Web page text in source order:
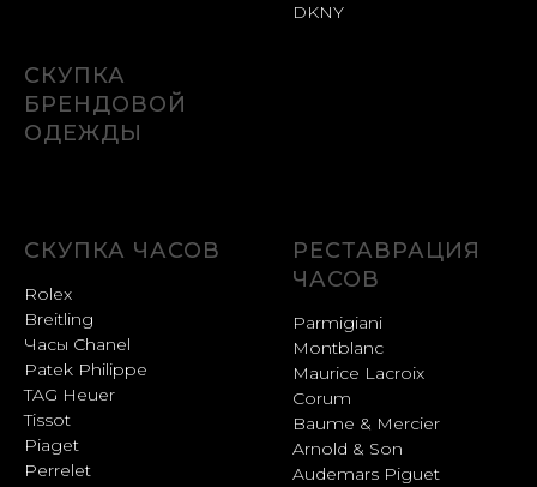
DKNY
СКУПКА
БРЕНДОВОЙ
ОДЕЖДЫ
СКУПКА ЧАСОВ
Rolex
Breitling
Часы Chanel
Patek Philippe
TAG Heuer
Tissot
Piaget
Perrelet
РЕСТАВРАЦИЯ
ЧАСОВ
Parmigiani
Montblanc
Maurice Lacroix
Corum
Baume & Mercier
Arnold & Son
Audemars Piguet